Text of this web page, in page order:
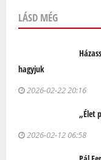
LÁSD MÉG
hagyjuk
2026-02-22 20:16
„Élet
2026-02-12 06:58